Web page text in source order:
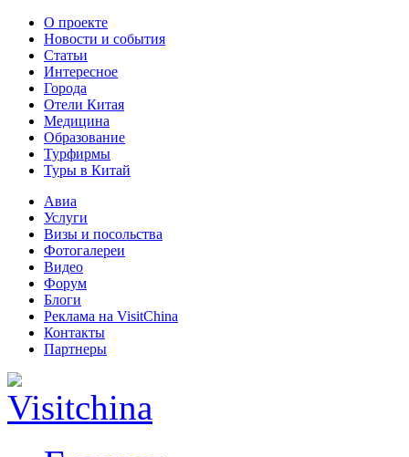
О проекте
Новости и события
Статьи
Интересное
Города
Отели Китая
Медицина
Образование
Турфирмы
Туры в Китай
Авиа
Услуги
Визы и посольства
Фотогалереи
Видео
Форум
Блоги
Реклама на VisitChina
Контакты
Партнеры